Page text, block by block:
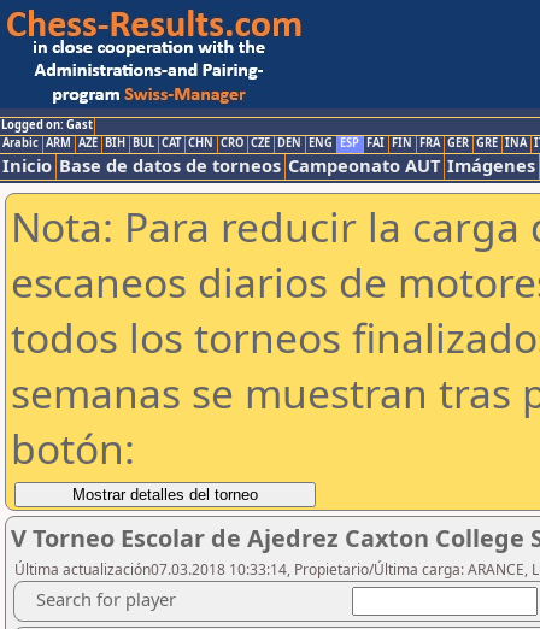
Logged on: Gast
Arabic ARM AZE BIH BUL CAT CHN CRO CZE DEN ENG ESP FAI FIN FRA GER GRE INA
Inicio Base de datos de torneos Campeonato AUT Imágenes
Nota: Para reducir la
escaneos diarios de
todos los torneos
semanas se muestran tras
botón:
V Torneo Escolar de Ajedrez Caxton College
Última actualización07.03.2018 10:33:14, Propietario/Última carga: ARANCE,
Search for player